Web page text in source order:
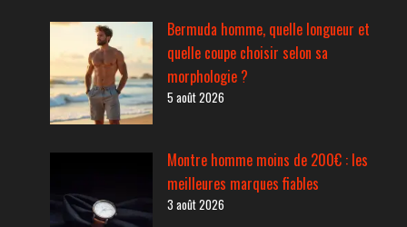
Bermuda homme, quelle longueur et
quelle coupe choisir selon sa
morphologie ?
5 août 2026
Montre homme moins de 200€ : les
meilleures marques fiables
3 août 2026